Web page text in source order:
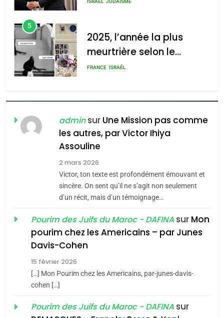
meurtrière selon le rapport
l’antisémitisme
admin 0
5
2025, l’année la plus
meurtrière selon le
rapport d’ADL contre
FRANCE ISRAÉL
FIÈRE, DIGNE ET RÉSILIENTE :
POURQUOI JE REVENDIQUE
MA JUDAÏTE par Thérèse
Zrihen-Dvir
ISRAÉL JUDAISME
CE QUI NOUS MANQUE –
Jacques Hadida
JUDAISME
Maroc : Les amandes de
Tafraout, le miel de Tadla
du terroir
Oeil ravageur – Vanessa
adminsur Une Mission pas comme
les autres, par Victor Ihiya
Assouline
2 mars 2026
Victor, ton texte est profondément émouvant et
sincère. On sent qu’il ne s’agit non seulement
d’un récit, mais d’un témoignage…
Pourim des Juifs du Maroc - DAFINA sur Mon
pourim chez les Americains – par Junes
Davis-Cohen
15 février 2026
[…] Mon Pourim chez les Americains, par-junes-davis-
cohen […]
Pourim des Juifs du Maroc - DAFINA sur